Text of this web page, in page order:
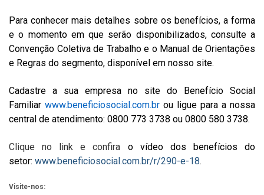
Para conhecer mais detalhes sobre os benefícios, a forma
e o momento em que serão disponibilizados, consulte a
Convenção Coletiva de Trabalho e o Manual de Orientações
e Regras do segmento, disponível em nosso site.
Cadastre a sua empresa no site do Benefício Social
Familiar www.beneficiosocial.com.br ou ligue para a nossa
central de atendimento: 0800 773 3738 ou 0800 580 3738.
Clique no link e confira o vídeo dos benefícios do
setor: www.beneficiosocial.com.br/r/290-e-18.
Visite-nos: